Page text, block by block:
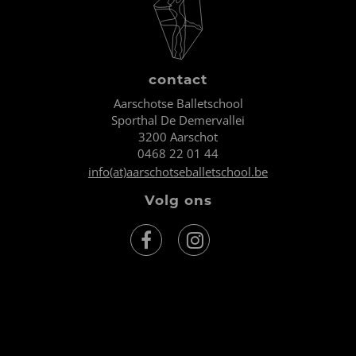
contact
Aarschotse Balletschool
Sporthal De Demervallei
3200 Aarschot
0468 22 01 44
info(at)aarschotseballetschool.be
Volg ons